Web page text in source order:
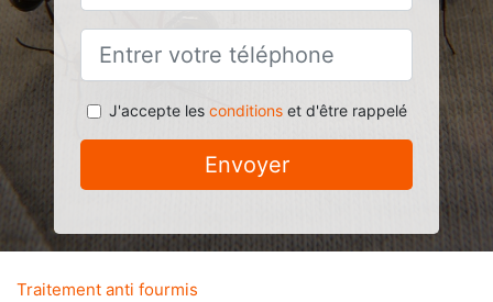
J'accepte les conditionset d'être rappelé
Envoyer
Traitement anti fourmis